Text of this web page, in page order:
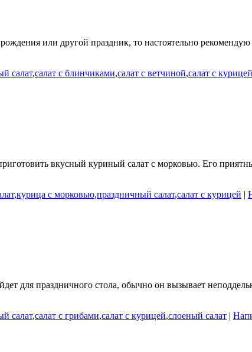
или другой праздник, то настоятельно
салат,салат с блинчиками,салат с ветчиной,салат с курицей
вкусный куриный салат с морковью. Его
,курица с морковью,праздничный салат,салат с курицей |
для праздничного стола, обычно он вызывает
салат,салат с грибами,салат с курицей,слоеный салат |